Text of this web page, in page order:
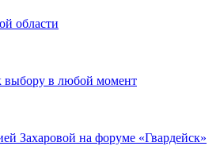
области
выбору в любой момент
Захаровой на форуме «Гвардейск»